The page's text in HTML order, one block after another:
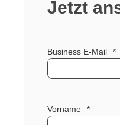
Jetzt
Business E-Mail *
Vorname *